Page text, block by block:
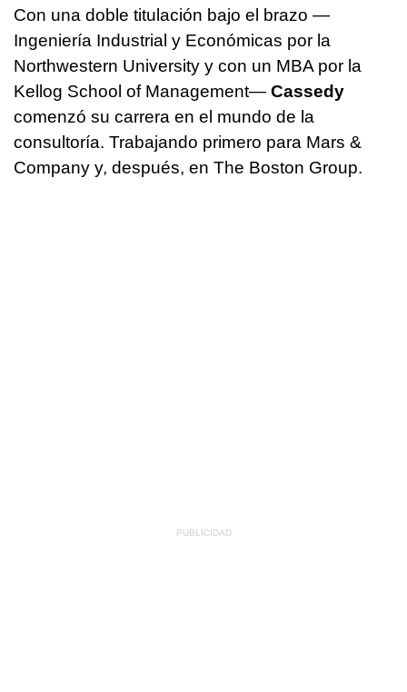
Con una doble titulación bajo el brazo —
Ingeniería Industrial y Económicas por la
Northwestern University y con un MBA por la
Kellog School of Management— Cassedy
comenzó su carrera en el mundo de la
consultoría. Trabajando primero para Mars &
Company y, después, en The Boston Group.